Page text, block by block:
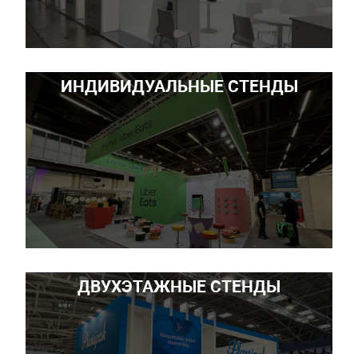
ИНДИВИДУАЛЬНЫЕ СТЕНДЫ
ДВУХЭТАЖНЫЕ СТЕНДЫ